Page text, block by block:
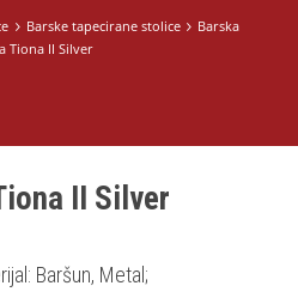
Barske tapecirane stolice
Barska
Tiona II Silver
II Silver
Baršun, Metal;